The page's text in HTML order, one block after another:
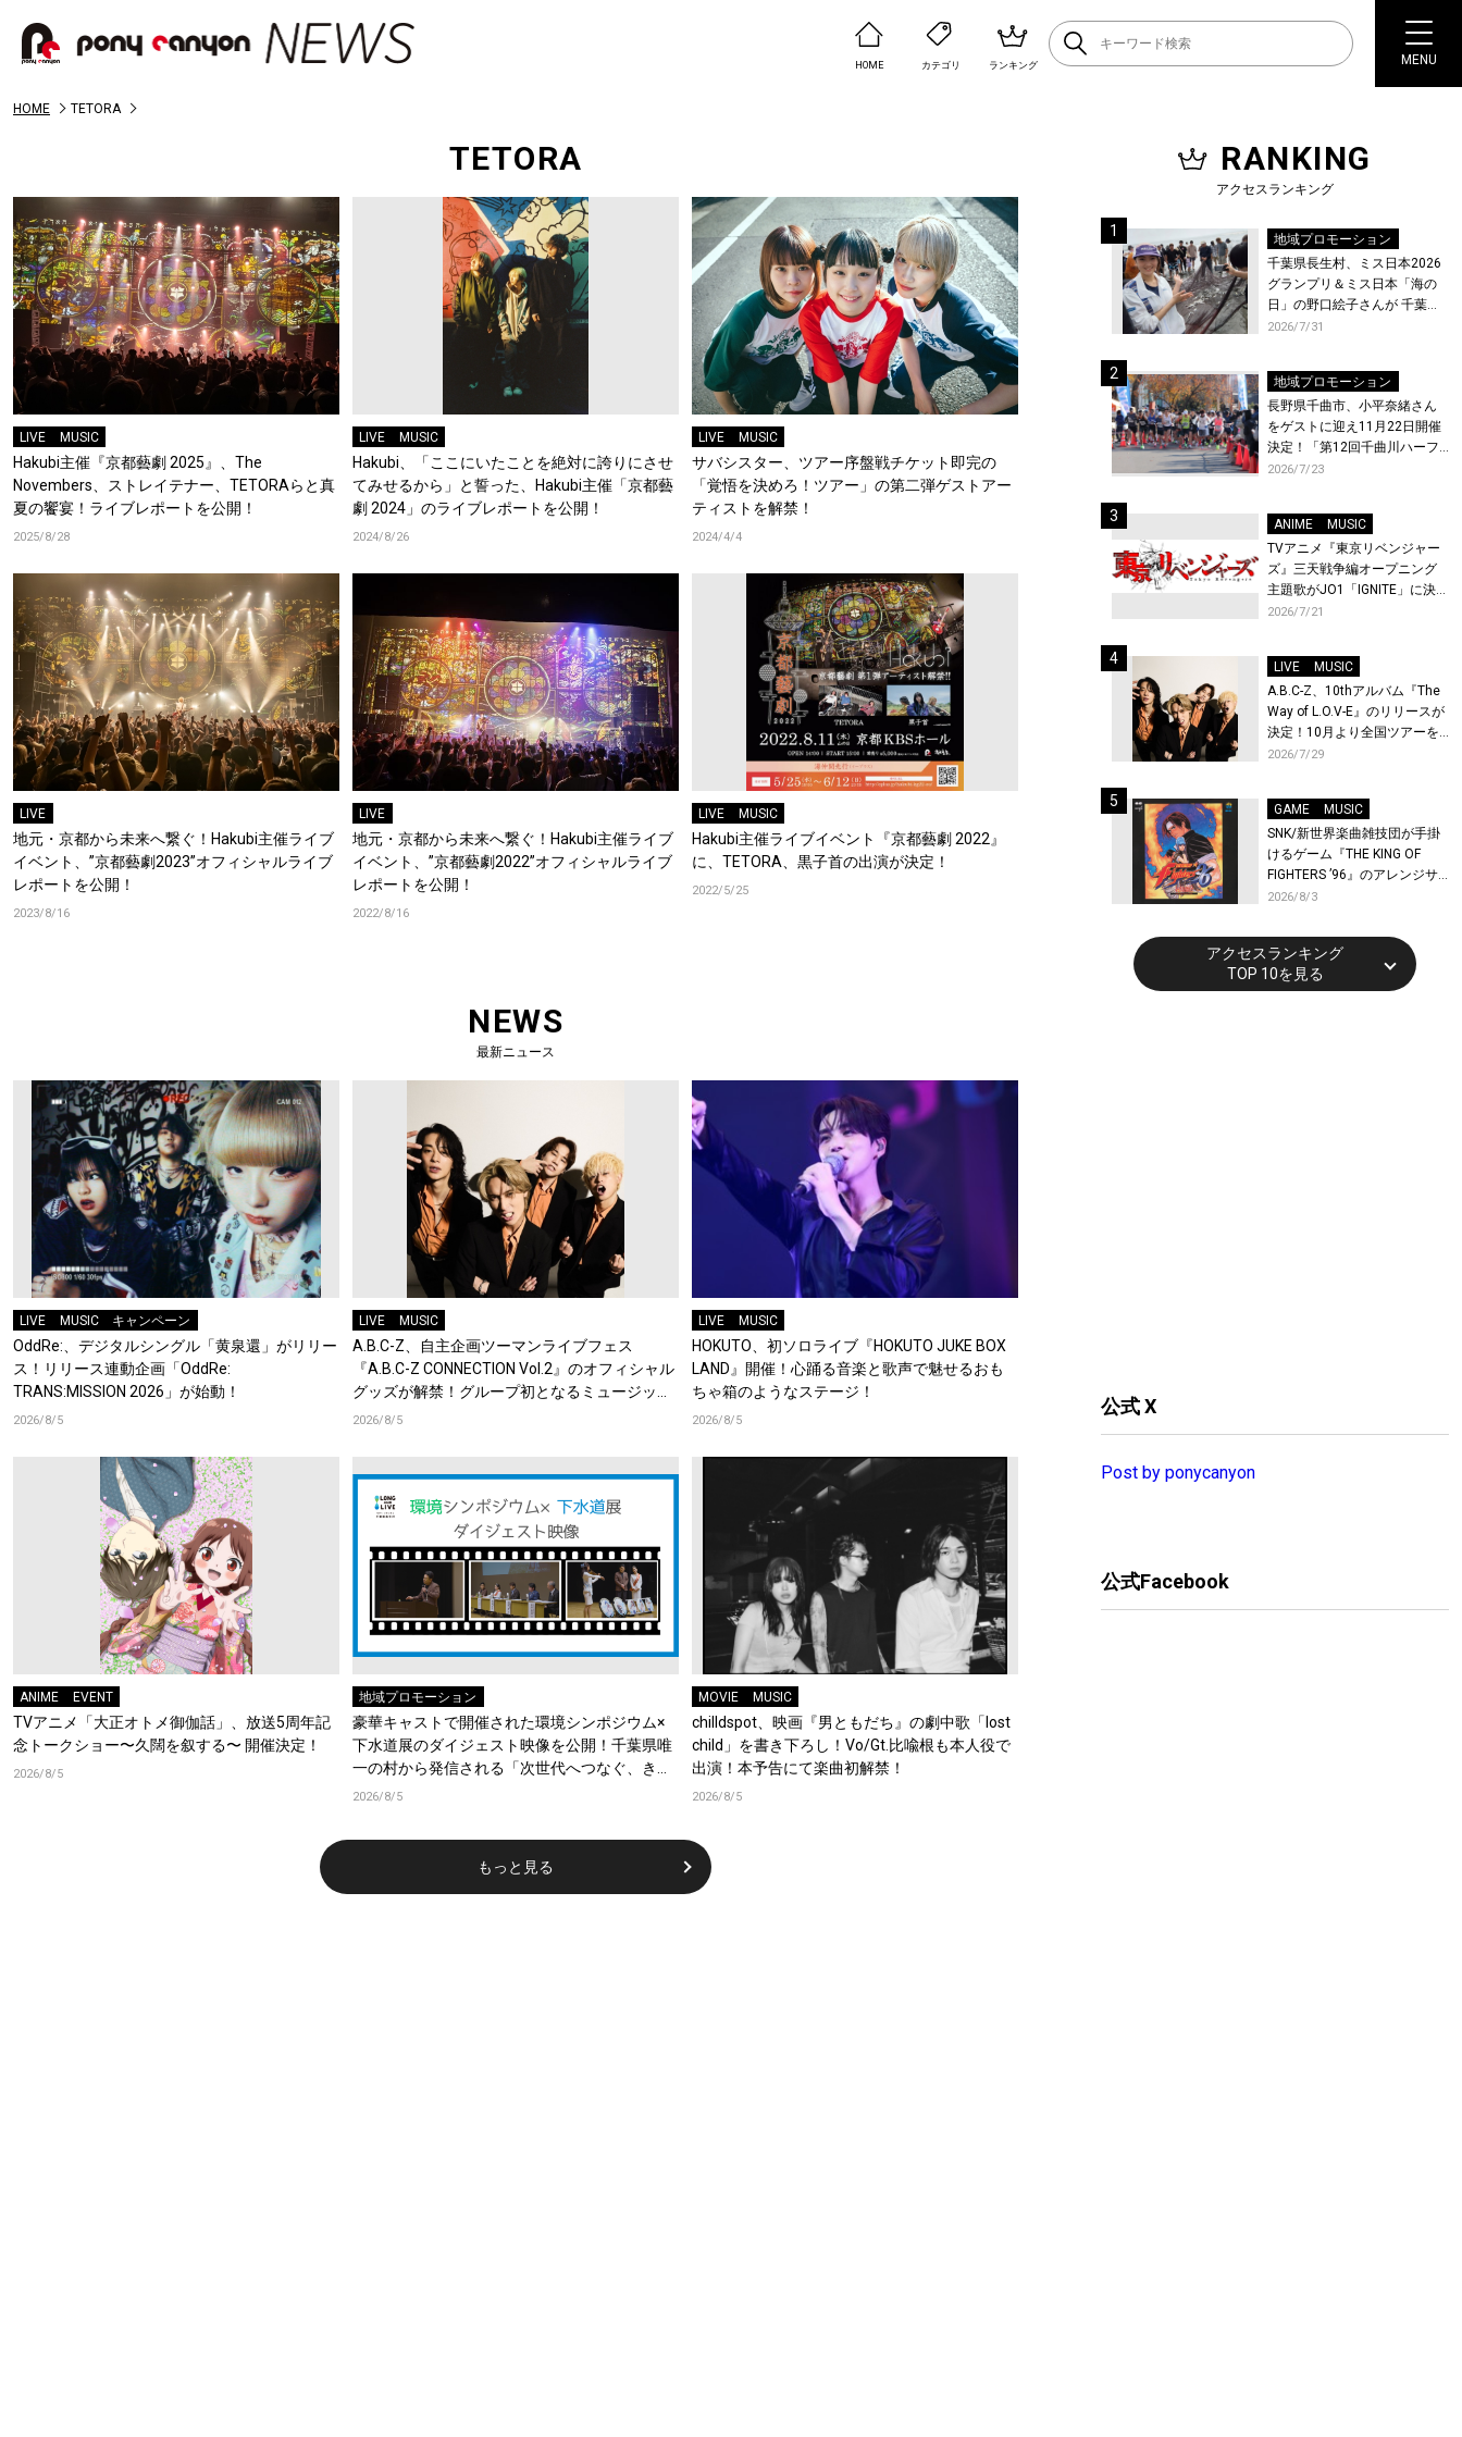
HOME カテゴリ ランキング MENU
HOME TETORA
TETORA
LIVE MUSIC
Hakubi主催『京都藝劇 2025』、The
Novembers、ストレイテナー、TETORAらと真
夏の饗宴！ライブレポートを公開！
2025/8/28
LIVE MUSIC
Hakubi、「ここにいたことを絶対に誇りにさせ
てみせるから」と誓った、Hakubi主催「京都藝
劇 2024」のライブレポートを公開！
2024/8/26
LIVE MUSIC
サバシスター、ツアー序盤戦チケット即完の
「覚悟を決めろ！ツアー」の第二弾ゲストアー
ティストを解禁！
2024/4/4
LIVE
地元・京都から未来へ繋ぐ！Hakubi主催ライブ
イベント、”京都藝劇2023”オフィシャルライブ
レポートを公開！
2023/8/16
LIVE
地元・京都から未来へ繋ぐ！Hakubi主催ライブ
イベント、”京都藝劇2022”オフィシャルライブ
レポートを公開！
2022/8/16
LIVE MUSIC
Hakubi主催ライブイベント『京都藝劇 2022』
に、TETORA、黒子首の出演が決定！
2022/5/25
NEWS
最新ニュース
LIVE MUSIC キャンペーン
OddRe:、デジタルシングル「黄泉還」がリリー
ス！リリース連動企画「OddRe:
TRANS:MISSION 2026」が始動！
2026/8/5
LIVE MUSIC
A.B.C-Z、自主企画ツーマンライブフェス
『A.B.C-Z CONNECTION Vol.2』のオフィシャル
グッズが解禁！グループ初となるミュージック
キーチェーンが登場！
2026/8/5
LIVE MUSIC
HOKUTO、初ソロライブ『HOKUTO JUKE BOX
LAND』開催！心踊る音楽と歌声で魅せるおも
ちゃ箱のようなステージ！
2026/8/5
ANIME EVENT
TVアニメ「大正オトメ御伽話」、放送5周年記
念トークショー〜久闊を叙する〜 開催決定！
2026/8/5
地域プロモーション
豪華キャストで開催された環境シンポジウム×
下水道展のダイジェスト映像を公開！千葉県唯
一の村から発信される「次世代へつなぐ、きれ
いな水の物語」
2026/8/5
MOVIE MUSIC
chilldspot、映画『男ともだち』の劇中歌「lost
child」を書き下ろし！Vo/Gt.比喩根も本人役で
出演！本予告にて楽曲初解禁！
2026/8/5
もっと見る
RANKING
アクセスランキング
地域プロモーション
千葉県長生村、ミス日本2026
グランプリ＆ミス日本「海の
日」の野口絵子さんが 千葉県
唯一の村・長生村で地引網を
2026/7/31
地域プロモーション
長野県千曲市、小平奈緒さん
をゲストに迎え11月22日開催
決定！「第12回千曲川ハーフ
マラソン」エントリー受付開
2026/7/23
ANIME
MUSIC
TVアニメ『東京リベンジャー
ズ』三天戦争編オープニング
主題歌がJO1「IGNITE」に決
定！メンバー全員から喜びと
先行上映会を開催！
2026/7/21
LIVE
MUSIC
A.B.C-Z、10thアルバム『The
Way of L.O.V-E』のリリースが
決定！10月より全国ツアーを
開催！
2026/7/29
GAME
MUSIC
SNK/新世界楽曲雑技団が手掛
けるゲーム『THE KING OF
FIGHTERS ’96』のアレンジサ
ウンドトラックが配信開始！
2026/8/3
アクセスランキング
TOP 10を見る
公式 X
Post by ponycanyon
公式Facebook